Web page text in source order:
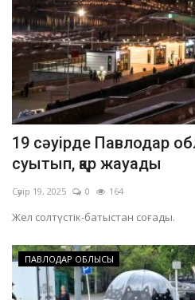
19 сәуірде Павлодар
суытып, қар жауады
Сәуір 19, 2025 0 164
Жел солтүстік-батыстан соғады.
ПАВЛОДАР ОБЛЫСЫ